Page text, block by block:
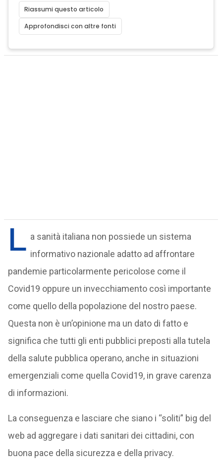
Riassumi questo articolo
Approfondisci con altre fonti
L a sanità italiana non possiede un sistema
informativo nazionale adatto ad affrontare
pandemie particolarmente pericolose come il
Covid19 oppure un invecchiamento così importante
come quello della popolazione del nostro paese.
Questa non è un’opinione ma un dato di fatto e
significa che tutti gli enti pubblici preposti alla tutela
della salute pubblica operano, anche in situazioni
emergenziali come quella Covid19, in grave carenza
di informazioni.
La conseguenza e lasciare che siano i “soliti” big del
web ad aggregare i dati sanitari dei cittadini, con
buona pace della sicurezza e della privacy.